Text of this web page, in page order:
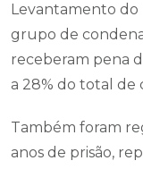
Levantamento do
grupo de
receberam pena
a 28% do total de
Também foram
anos de prisão,